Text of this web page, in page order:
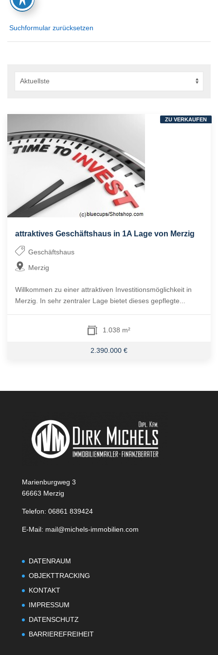
Suchformular zurücksetzen
attraktives Geschäftshaus in 1A Lage von Merzig
Geschäftshaus
Merzig
Willkommen zu einer attraktiven Investitionsmöglichkeit in
Merzig. In sehr zentraler Lage bietet dieses gepflegte...
1.038 m²
2.390.000 €
ZU VERKAUFEN
Marienburgweg 3
66663 Merzig
Telefon: 06861 839424
E-Mail: mail@michels-immobilien.com
DATENRAUM
OBJEKTTRACKING
KONTAKT
IMPRESSUM
DATENSCHUTZ
BARRIEREFREIHEIT